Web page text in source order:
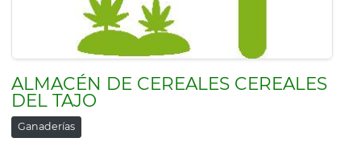
ALMACÉN DE CEREALES CEREALES
DEL TAJO
Ganaderías